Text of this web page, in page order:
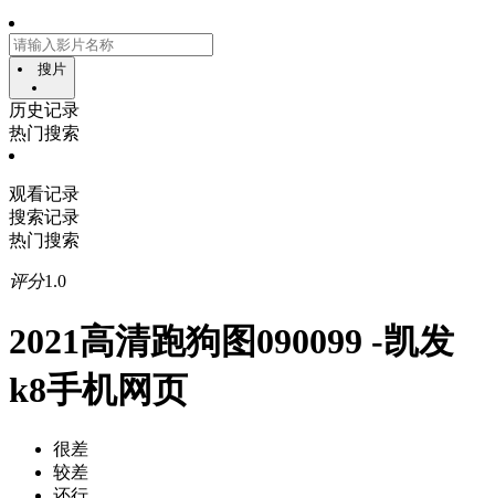
搜片
历史记录
热门搜索
观看记录
搜索记录
热门搜索
评分1.0
2021高清跑狗图090099 -凯发
k8手机网页
很差
较差